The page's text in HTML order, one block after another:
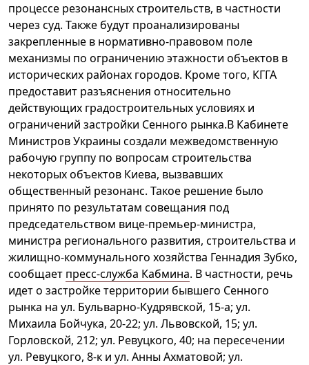
процессе резонансных строительств, в частности
через суд. Также будут проанализированы
закрепленные в нормативно-правовом поле
механизмы по ограничению этажности объектов в
исторических районах городов. Кроме того, КГГА
предоставит разъяснения относительно
действующих градостроительных условиях и
ограничений застройки Сенного рынка.В Кабинете
Министров Украины создали межведомственную
рабочую группу по вопросам строительства
некоторых объектов Киева, вызвавших
общественный резонанс. Такое решение было
принято по результатам совещания под
председательством вице-премьер-министра,
министра регионального развития, строительства и
жилищно-коммунального хозяйства Геннадия Зубко,
сообщает пресс-служба Кабмина. В частности, речь
идет о застройке территории бывшего Сенного
рынка на ул. Бульварно-Кудрявской, 15-а; ул.
Михаила Бойчука, 20-22; ул. Львовской, 15; ул.
Горловской, 212; ул. Ревуцкого, 40; на пересечении
ул. Ревуцкого, 8-к и ул. Анны Ахматовой; ул.